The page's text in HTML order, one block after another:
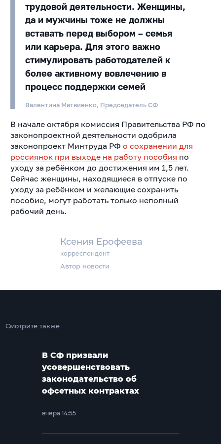
Ксения Ерофеева
корреспондент
Автор новости
трудовой деятельности. Женщины,
да и мужчины тоже не должны
вставать перед выбором – семья
или карьера. Для этого важно
стимулировать работодателей к
более активному вовлечению в
процесс поддержки семей
Валентина Матвиенко, Председатель СФ
В начале октября комиссия Правительства РФ по
законопроектной деятельности одобрила
законопроект Минтруда РФ о сохранении для
россиянок при выходе на работу пособия по
уходу за ребёнком до достижения им 1,5 лет.
Сейчас женщины, находящиеся в отпуске по
уходу за ребёнком и желающие сохранить
пособие, могут работать только неполный
рабочий день.
Смотрите также
В СФ призвали
усовершенствовать
законодательство об
офсетных контрактах
вчера 14:55